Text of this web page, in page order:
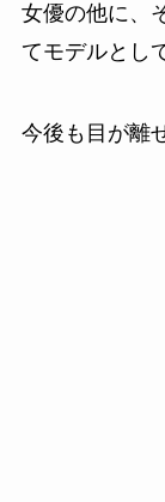
女優の他に、
てモデルとし
今後も目が離